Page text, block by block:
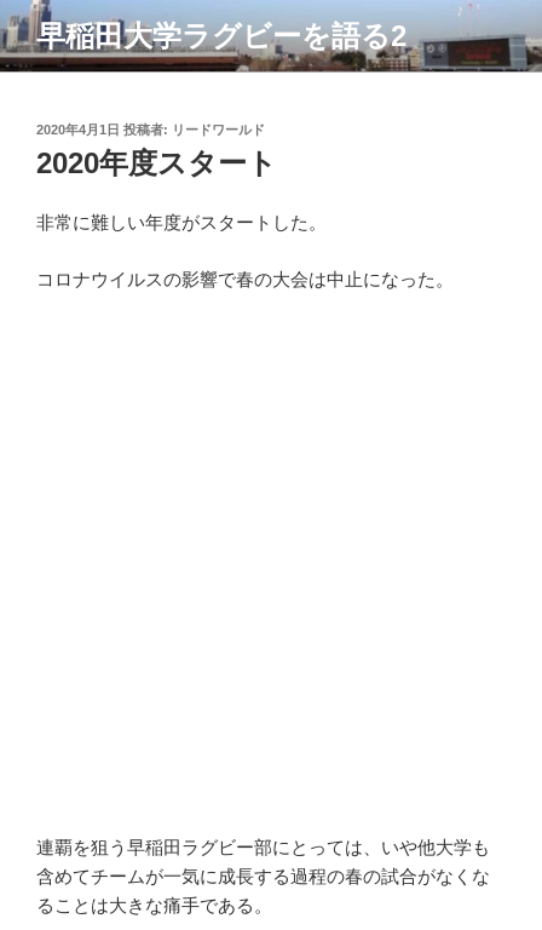
コ
ン
テ
早稲田大学ラグビーを語る2
投
稿
日:
2020年4月1日 投稿者: リードワールド
2020年度スタート
非常に難しい年度がスタートした。
コロナウイルスの影響で春の大会は中止になった。
連覇を狙う早稲田ラグビー部にとっては、いや他大学も
含めてチームが一気に成長する過程の春の試合がなくな
ることは大きな痛手である。